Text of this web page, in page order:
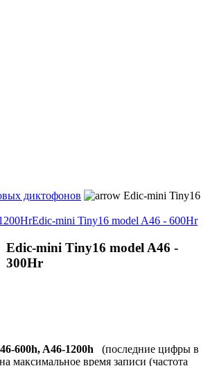
диктофонов
Edic-mini Tiny16
Edic-mini Tiny16 model A46 - 600Hr
Edic-mini Tiny16 model A46 -
300Hr
600h, A46-1200h (последние цифры в
максимальное время записи (частота